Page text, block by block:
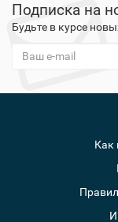
Подписка на
Будьте в курсе
Как